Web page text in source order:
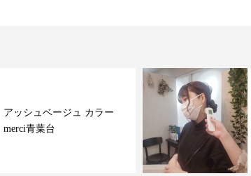
アッシュベージュ カラー
merci青葉台